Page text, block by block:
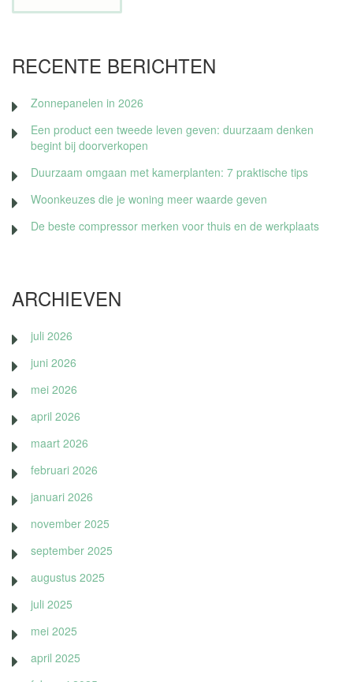
RECENTE BERICHTEN
Zonnepanelen in 2026
Een product een tweede leven geven: duurzaam denken
begint bij doorverkopen
Duurzaam omgaan met kamerplanten: 7 praktische tips
Woonkeuzes die je woning meer waarde geven
De beste compressor merken voor thuis en de werkplaats
ARCHIEVEN
juli 2026
juni 2026
mei 2026
april 2026
maart 2026
februari 2026
januari 2026
november 2025
september 2025
augustus 2025
juli 2025
mei 2025
april 2025